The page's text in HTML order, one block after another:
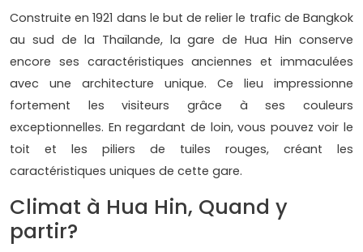
Construite en 1921 dans le but de relier le trafic de Bangkok
au sud de la Thaïlande, la gare de Hua Hin conserve
encore ses caractéristiques anciennes et immaculées
avec une architecture unique. Ce lieu impressionne
fortement les visiteurs grâce à ses couleurs
exceptionnelles. En regardant de loin, vous pouvez voir le
toit et les piliers de tuiles rouges, créant les
caractéristiques uniques de cette gare.
Climat à Hua Hin, Quand y
partir?